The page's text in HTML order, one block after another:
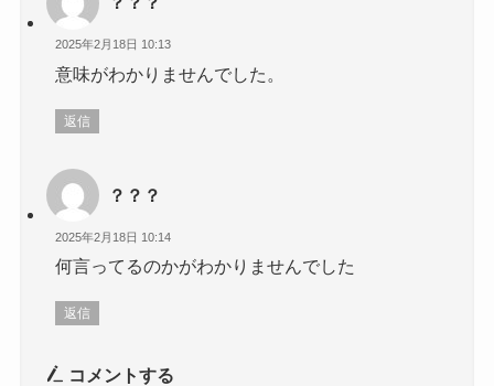
2025年2月18日 10:13
意味がわかりませんでした。
返信
？？？
2025年2月18日 10:14
何言ってるのかがわかりませんでした
返信
コメントする